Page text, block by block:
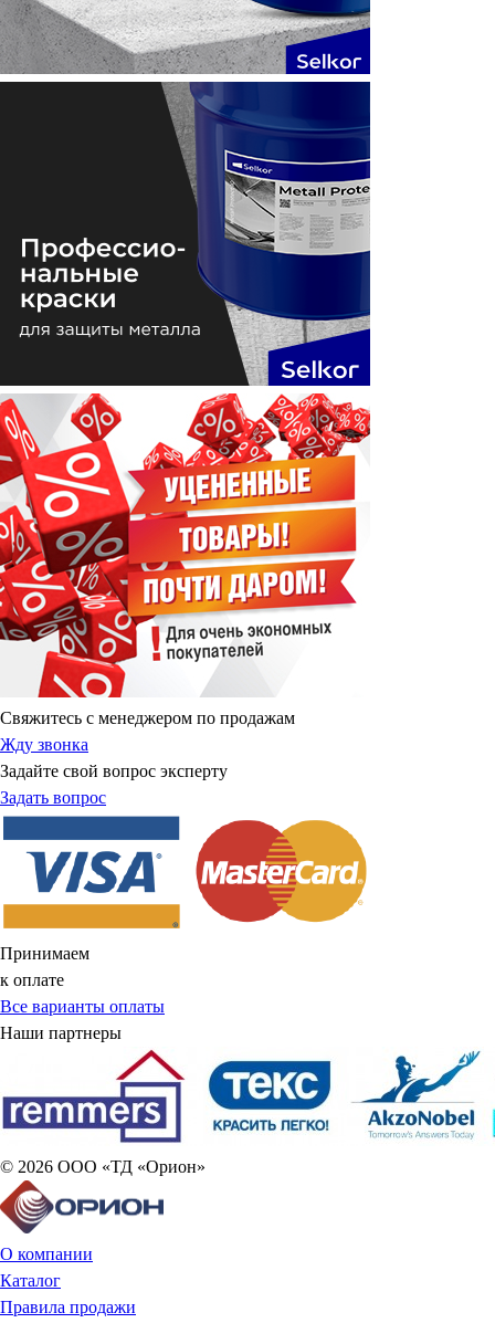
Свяжитесь с менеджером по продажам
Жду звонка
Задайте свой вопрос эксперту
Задать вопрос
Принимаем
к оплате
Все варианты оплаты
Наши партнеры
© 2026 ООО «ТД «Орион»
О компании
Каталог
Правила продажи